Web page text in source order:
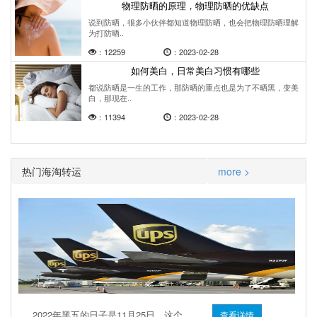
物理防晒的原理，物理防晒的优缺点
说到防晒，很多小伙伴都知道物理防晒，也会把物理防晒理解
为打防晒..
：12259
：2023-02-28
如何美白，日常美白习惯有哪些
都说防晒是一生的工作，那防晒的重点也是为了不晒黑，变美
白，那现在..
：11394
：2023-02-28
热门海淘转运 more >
查看详情